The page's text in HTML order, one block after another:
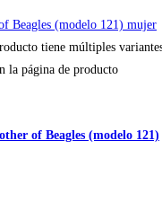
tiene múltiples
la página de producto
of Beagles (modelo 121)